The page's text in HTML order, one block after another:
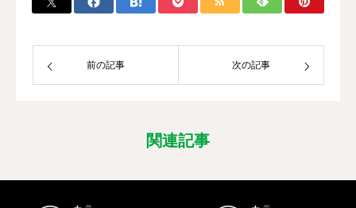
前の記事 次の記事
関連記事